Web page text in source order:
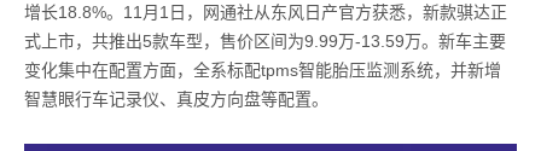
增长18.8%。11月1日，网通社从东风日产官方获悉，新款骐达正
式上市，共推出5款车型，售价区间为9.99万-13.59万。新车主要
变化集中在配置方面，全系标配tpms智能胎压监测系统，并新增
智慧眼行车记录仪、真皮方向盘等配置。